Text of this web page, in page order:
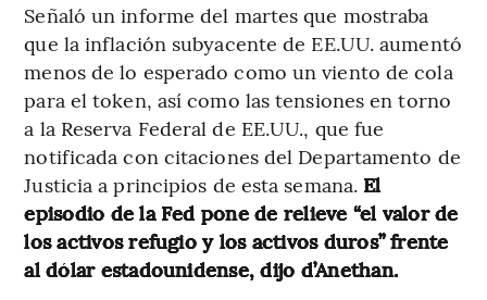
Señaló un informe del martes que mostraba
que la inflación subyacente de EE.UU. aumentó
menos de lo esperado como un viento de cola
para el token, así como las tensiones en torno
a la Reserva Federal de EE.UU., que fue
notificada con citaciones del Departamento de
Justicia a principios de esta semana. El
episodio de la Fed pone de relieve “el valor de
los activos refugio y los activos duros” frente
al dólar estadounidense, dijo d’Anethan.